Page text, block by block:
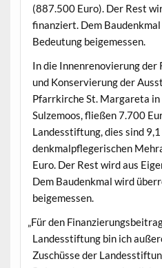
(887.500 Euro). Der Rest
finanziert. Dem
Bedeu­tung beigemessen.
In die Innen­ren­ovierung der
und Kon­servierung der
Pfar­rkirche St. Mar­gare­ta in
Sulze­moos, fließen 7.700
Lan­dess­tiftung, dies sind
denkmalpflegerischen
Euro. Der Rest wird aus
Dem Bau­denkmal wird
beigemessen.
„Für den
Lan­dess­tiftung bin ich
Zuschüsse der